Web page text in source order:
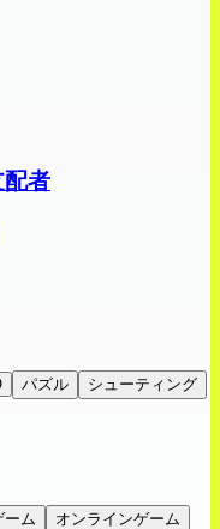
者
パズル
シューティング
ーム
オンラインゲーム